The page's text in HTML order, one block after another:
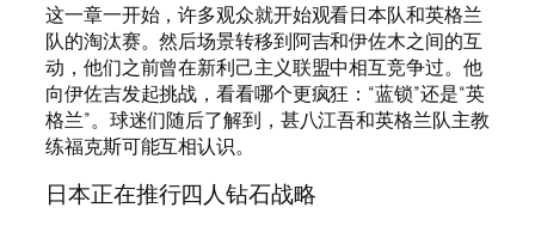
这一章一开始，许多观众就开始观看日本队和英格兰
队的淘汰赛。然后场景转移到阿吉和伊佐木之间的互
动，他们之前曾在新利己主义联盟中相互竞争过。他
向伊佐吉发起挑战，看看哪个更疯狂：“蓝锁”还是“英
格兰”。球迷们随后了解到，甚八江吾和英格兰队主教
练福克斯可能互相认识。
日本正在推行四人钻石战略